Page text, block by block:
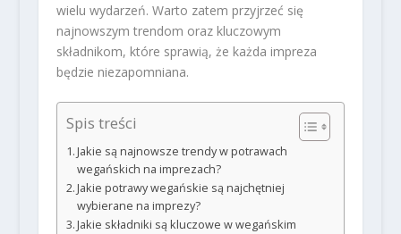
wielu wydarzeń. Warto zatem przyjrzeć się
najnowszym trendom oraz kluczowym
składnikom, które sprawią, że każda impreza
będzie niezapomniana.
Spis treści
Jakie są najnowsze trendy w potrawach
wegańskich na imprezach?
Jakie potrawy wegańskie są najchętniej
wybierane na imprezy?
Jakie składniki są kluczowe w wegańskim